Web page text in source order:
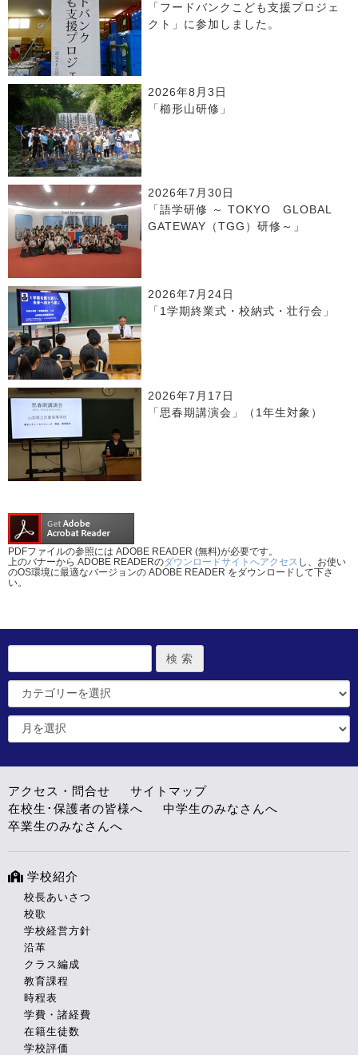
「フードバンクこども支援プロジェ
クト」に参加しました。
2026年8月3日
「櫛形山研修」
2026年7月30日
「語学研修 ～ TOKYO GLOBAL
GATEWAY（TGG）研修～」
2026年7月24日
「1学期終業式・校納式・壮行会」
2026年7月17日
「思春期講演会」（1年生対象）
PDFファイルの参照には ADOBE READER (無料)が必要です。
上のバナーから ADOBE READERのダウンロードサイトへアクセス し、お使い
のOS環境に最適なバージョンの ADOBE READER をダウンロードして下さ
い。
アクセス・問合せ
サイトマップ
在校生･保護者の皆様へ
中学生のみなさんへ
卒業生のみなさんへ
学校紹介
校長あいさつ
校歌
学校経営方針
沿革
クラス編成
教育課程
時程表
学費・諸経費
在籍生徒数
学校評価